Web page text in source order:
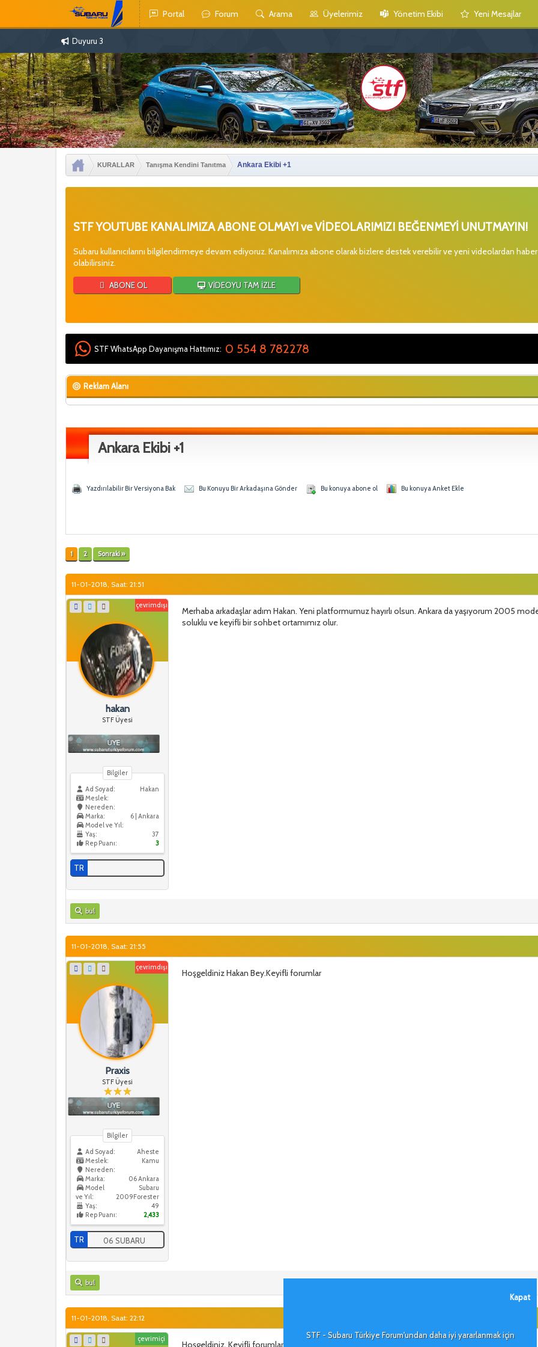
Portal Forum Arama Üyelerimiz Yönetim Ekibi Yeni Mesajlar
Duyuru 3
Kapat
STF - Subaru Türkiye Forum'undan daha iyi yararlanmak için
KURALLAR Tanışma Kendini Tanıtma Ankara Ekibi +1
STF YOUTUBE KANALIMIZA ABONE OLMAYI ve VİDEOLARIMIZI BEĞENMEYİ UNUTMAYIN!
Subaru kullanıcılarını bilgilendirmeye devam ediyoruz. Kanalımıza abone olarak bizlere destek verebilir ve yeni videolardan
olabilirsiniz.
ABONE OL VİDEOYU TAM İZLE
STF WhatsApp Dayanışma Hattımız: 0 554 8 782278
Reklam Alanı
Ankara Ekibi +1
Yazdırılabilir Bir Versiyona Bak Bu Konuyu Bir Arkadaşına Gönder Bu konuya abone ol Bu konuya Anket Ekle
1 2 Sonraki »
11-01-2018, Saat: 21:51
çevrimdışı
hakan
STF Üyesi
Bilgiler
Ad Soyad:
Hakan
Meslek:
Nereden:
6 | Ankara
Marka:
Model ve Yıl:
Yaş:
37
Rep Puanı:
3
TR
Merhaba arkadaşlar adım Hakan. Yeni platformumuz hayırlı olsun. Ankara da yaşıyorum 2005
soluklu ve keyifli bir sohbet ortamımız olur.
bul
11-01-2018, Saat: 21:55
çevrimdışı
Praxis
STF Üyesi
Bilgiler
Ad Soyad:
Aheste
Meslek:
Kamu
Nereden:
06 Ankara
Marka:
Subaru
Model
ve Yıl:
2009Forester
Yaş:
49
Rep Puanı:
2,433
TR 06 SUBARU
Hoşgeldiniz Hakan Bey.Keyifli forumlar
bul
11-01-2018, Saat: 22:12
çevrimiçi
Hoşgeldiniz. Keyifli forumlar dilerim.